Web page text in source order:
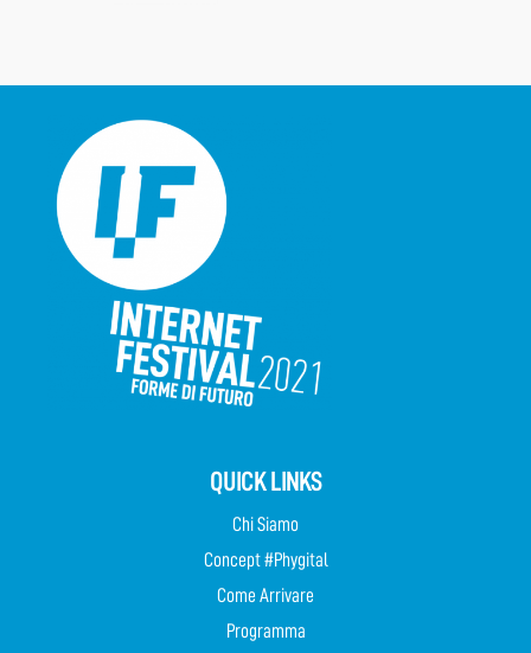
QUICK LINKS
Chi Siamo
Concept #Phygital
Come Arrivare
Programma